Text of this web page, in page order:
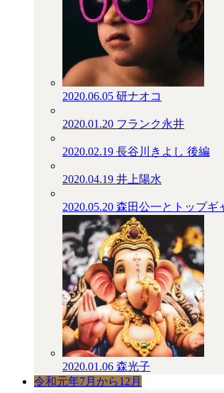
2020.06.05 研ナオコ
2020.01.20 フランク永井
2020.02.19 長谷川きよし 後編
2020.04.19 井上陽水
2020.05.20 森田公一とトップギ
2020.01.06 森光子
令和元年7月から12月